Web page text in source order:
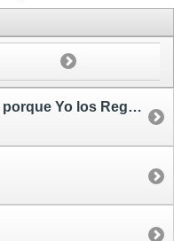
Los Árboles han Crecido porque Yo los Regué con mi Sangre